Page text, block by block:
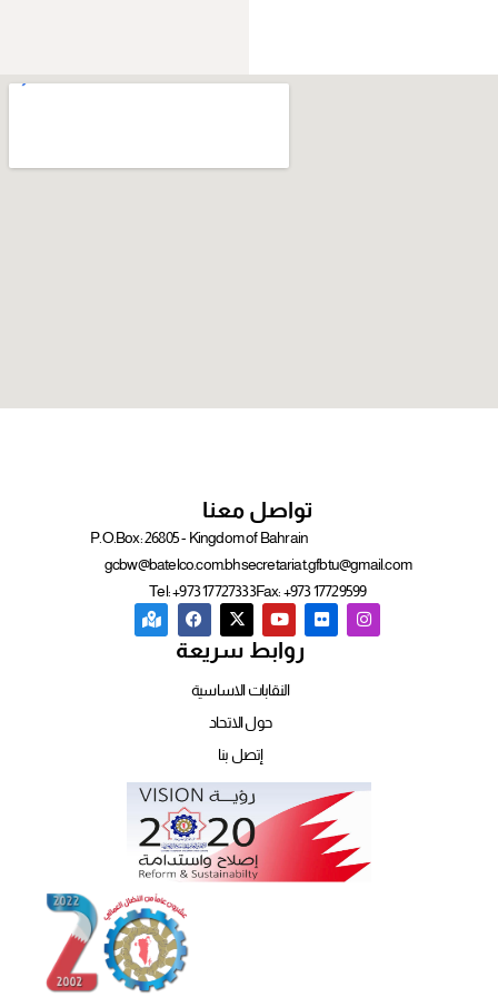
تواصل معنا
P.O.Box: 26805 - Kingdom of Bahrain
gcbw@batelco.com.bhsecretariat.gfbtu@gmail.com
Tel: +973 17727333Fax: +973 17729599
روابط سريعة
النقابات الاساسية
حول الاتحاد
إتصل بنا